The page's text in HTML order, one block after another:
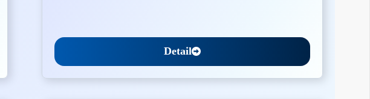
Detail